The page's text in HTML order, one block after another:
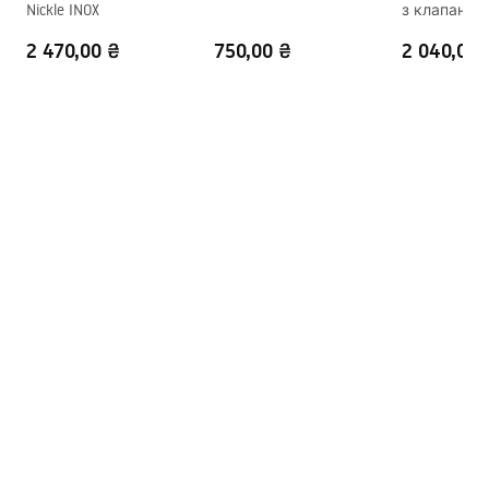
Nickle INOX
2 470,00 ₴ 750,00 ₴
з клапаном
2 040,00